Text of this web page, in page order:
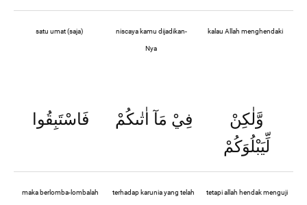
satu umat (saja) niscaya kamu dijadikan-
Nya
kalau Allah menghendaki
فَاسْتَبِقُوا فِيْ مَآ اٰتٰىكُمْ
وَّلٰكِنْ
لِّيَبْلُوَكُمْ
maka berlomba-lombalah terhadap karunia yang telah tetapi allah hendak menguji